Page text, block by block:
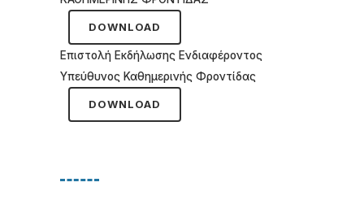
DOWNLOAD
Επιστολή Εκδήλωσης Ενδιαφέροντος
Υπεύθυνος Καθημερινής Φροντίδας
DOWNLOAD